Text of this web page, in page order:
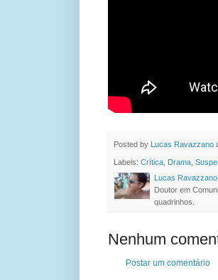
Posted by Lucas Ravazzano
Labels: Crítica Drama
Lucas Ravazzano
Doutor em
quadrinhos.
Nenhum
Postar um comentário